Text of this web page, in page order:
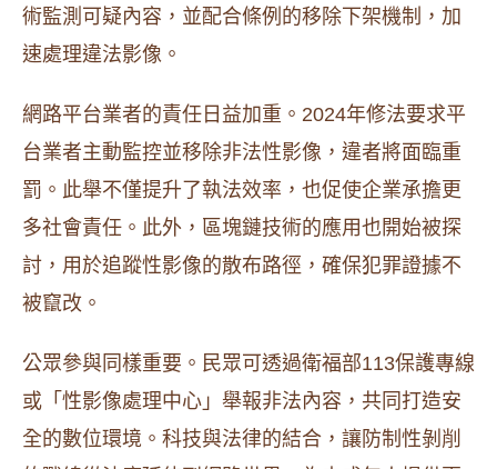
術監測可疑內容，並配合條例的移除下架機制，加
速處理違法影像。
網路平台業者的責任日益加重。2024年修法要求平
台業者主動監控並移除非法性影像，違者將面臨重
罰。此舉不僅提升了執法效率，也促使企業承擔更
多社會責任。此外，區塊鏈技術的應用也開始被探
討，用於追蹤性影像的散布路徑，確保犯罪證據不
被竄改。
公眾參與同樣重要。民眾可透過衛福部113保護專線
或「性影像處理中心」舉報非法內容，共同打造安
全的數位環境。科技與法律的結合，讓防制性剝削